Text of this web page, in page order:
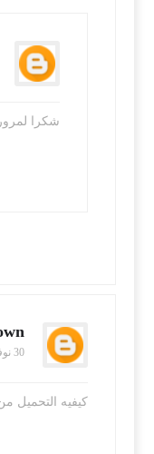
شكرا
30 نوفمبر 2019 في 11:26 ص
كيفيه التحميل